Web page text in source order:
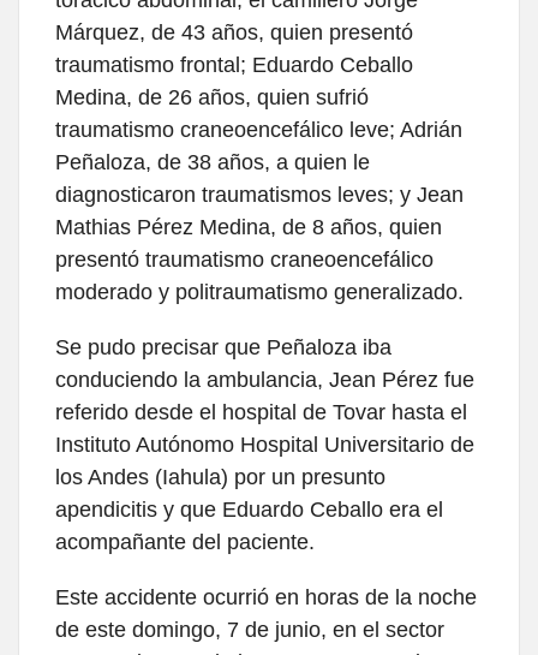
Márquez, de 43 años, quien presentó
traumatismo frontal; Eduardo Ceballo
Medina, de 26 años, quien sufrió
traumatismo craneoencefálico leve; Adrián
Peñaloza, de 38 años, a quien le
diagnosticaron traumatismos leves; y Jean
Mathias Pérez Medina, de 8 años, quien
presentó traumatismo craneoencefálico
moderado y politraumatismo generalizado.
Se pudo precisar que Peñaloza iba
conduciendo la ambulancia, Jean Pérez fue
referido desde el hospital de Tovar hasta el
Instituto Autónomo Hospital Universitario de
los Andes (Iahula) por un presunto
apendicitis y que Eduardo Ceballo era el
acompañante del paciente.
Este accidente ocurrió en horas de la noche
de este domingo, 7 de junio, en el sector